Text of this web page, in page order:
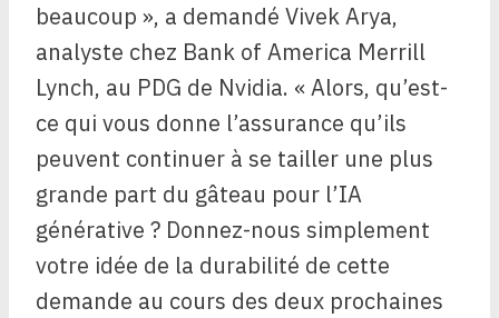
beaucoup », a demandé Vivek Arya,
analyste chez Bank of America Merrill
Lynch, au PDG de Nvidia. « Alors, qu’est-
ce qui vous donne l’assurance qu’ils
peuvent continuer à se tailler une plus
grande part du gâteau pour l’IA
générative ? Donnez-nous simplement
votre idée de la durabilité de cette
demande au cours des deux prochaines